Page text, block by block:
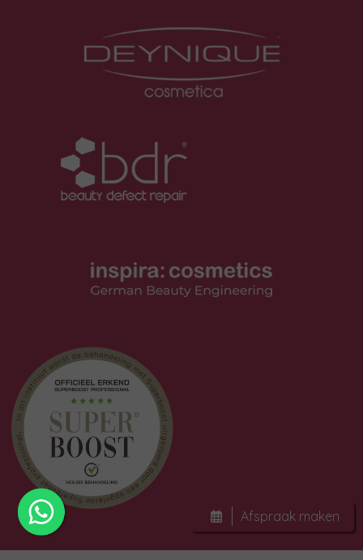
Afspraak maken